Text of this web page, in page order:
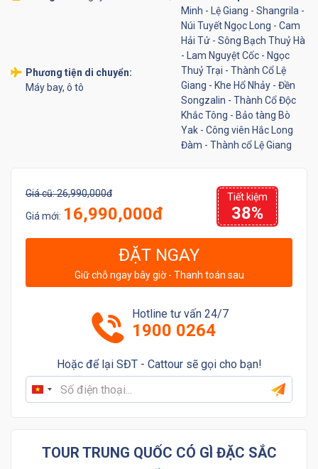
Minh - Lệ Giang - Shangrila -
Núi Tuyết Ngọc Long - Cam
Hải Tử - Sông Bạch Thuỷ Hà
- Lam Nguyệt Cốc - Ngọc
Thuỷ Trại - Thành Cổ Lệ
Giang - Khe Hổ Nhảy - Đền
Songzalin - Thành Cổ Độc
Khắc Tông - Bảo tàng Bò
Yak - Công viên Hắc Long
Đàm - Thành cổ Lệ Giang
Phương tiện di chuyển:
Máy bay, ô tô
TOUR TRUNG QUỐC CÓ GÌ ĐẶC SẮC
Giá cũ:26,990,000đ
Giá mới: 16,990,000đ
Tiết kiệm
38%
ĐẶT NGAY
Giữ chỗ ngay bây giờ - Thanh toán sau
Hotline tư vấn 24/7
1900 0264
Hoặc để lại SĐT - Cattour sẽ gọi cho bạn!
Vietnam